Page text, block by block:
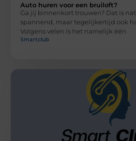
Auto huren voor een bruiloft?
Ga jij binnenkort trouwen? Dat is
spannend, maar tegelijkertijd ook
Volgens velen is het namelijk één
Smartclub